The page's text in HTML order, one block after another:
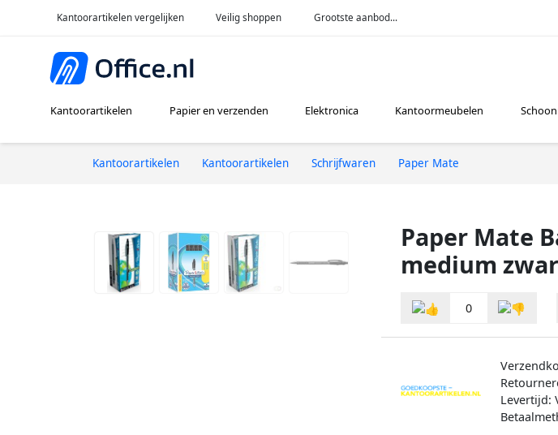
Kantoorartikelen vergelijken Veilig shoppen Grootste aanbod...
Kantoorartikelen Papier en verzenden Elektronica Kantoormeubelen
Kantoorartikelen Kantoorartikelen Schrijfwaren Paper Mate
Paper Mate
medium
0
Levertijd: